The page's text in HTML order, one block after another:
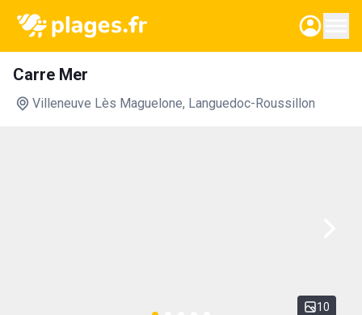
Carre Mer
Villeneuve Lès Maguelone, Languedoc-Roussillon
10